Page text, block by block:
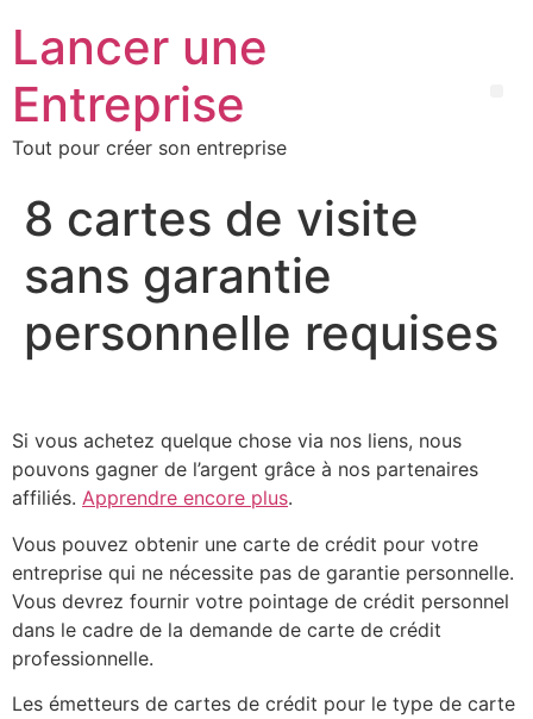
Lancer une
Entreprise
Tout pour créer son entreprise
8 cartes de visite
sans garantie
personnelle requises
Si vous achetez quelque chose via nos liens, nous
pouvons gagner de l’argent grâce à nos partenaires
affiliés. Apprendre encore plus.
Vous pouvez obtenir une carte de crédit pour votre
entreprise qui ne nécessite pas de garantie personnelle.
Vous devrez fournir votre pointage de crédit personnel
dans le cadre de la demande de carte de crédit
professionnelle.
Les émetteurs de cartes de crédit pour le type de carte